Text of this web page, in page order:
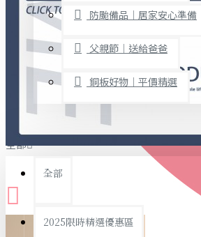
事務用品
文具收納
書寫用品
衛浴用品
置物架/收納櫃
其他
免打孔收納專區
防颱備品｜居家安心準備
父親節｜送給爸爸
銅板好物｜平價精選
全部
全部
2025限時精選優惠區